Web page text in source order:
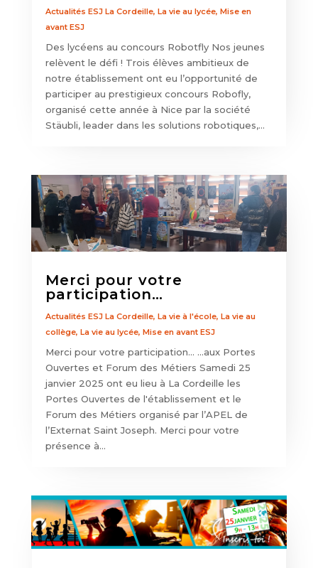
Actualités ESJ La Cordeille, La vie au lycée, Mise en
avant ESJ
Des lycéens au concours Robotfly Nos jeunes
relèvent le défi ! Trois élèves ambitieux de
notre établissement ont eu l’opportunité de
participer au prestigieux concours Robofly,
organisé cette année à Nice par la société
Stäubli, leader dans les solutions robotiques,...
Merci pour votre
participation…
Actualités ESJ La Cordeille, La vie à l'école, La vie au
collège, La vie au lycée, Mise en avant ESJ
Merci pour votre participation... ...aux Portes
Ouvertes et Forum des Métiers Samedi 25
janvier 2025 ont eu lieu à La Cordeille les
Portes Ouvertes de l'établissement et le
Forum des Métiers organisé par l’APEL de
l’Externat Saint Joseph. Merci pour votre
présence à...